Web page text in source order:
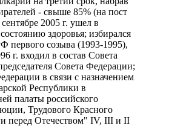
- свыше 85% (на пост
2005 г. ушел в
здоровья; избирался
первого созыва (1993-1995),
г. входил в состав Совета
Совета Федерации;
в связи с назначением
Республики в
палаты российского
Трудового Красного
перед Отечеством" IV, III и II